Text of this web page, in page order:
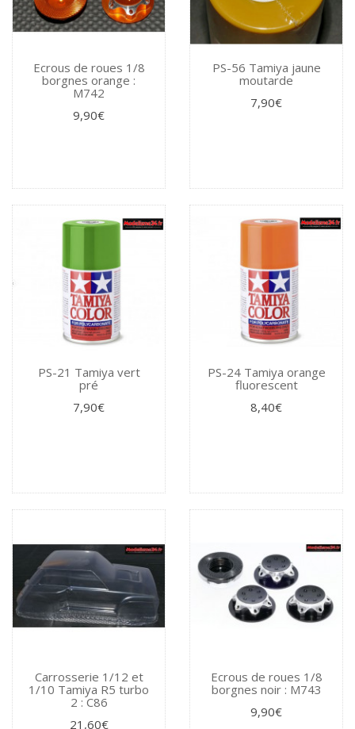
Ecrous de roues 1/8
borgnes orange :
M742
9,90€
PS-56 Tamiya jaune
moutarde
7,90€
PS-21 Tamiya vert
pré
7,90€
PS-24 Tamiya orange
fluorescent
8,40€
Carrosserie 1/12 et
1/10 Tamiya R5 turbo
2 : C86
21,60€
Ecrous de roues 1/8
borgnes noir : M743
9,90€